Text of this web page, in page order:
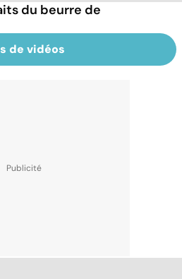
du beurre de
de vidéos